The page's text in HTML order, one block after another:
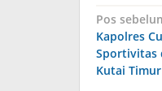
Navigasi
pos
Pos
Kapolres
Sportivitas
Kutai Timur